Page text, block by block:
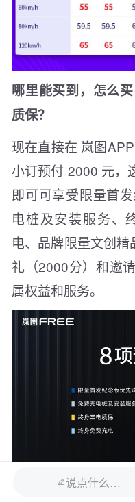
哪里能买到，怎么
质保？
现在直接在 岚图
小订预付 2000 元，
即可可享受限量首
电桩及安装服务、
电、品牌限量文创精
礼（2000分）和邀
属权益和服务。
值得一提的是，岚
说点什么…